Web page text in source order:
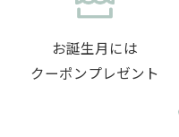
お誕生月には
クーポンプレゼント